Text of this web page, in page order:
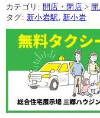
カテゴリ: 開店・閉店 >
タグ: 新小岩駅 新小岩